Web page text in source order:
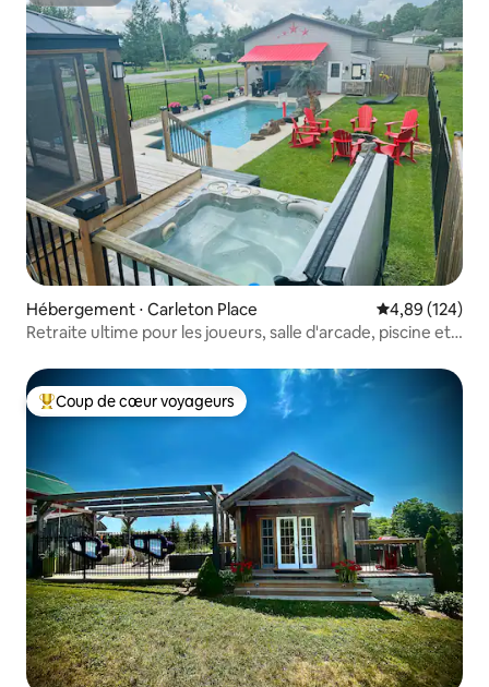
Hébergement ⋅ Carleton Place Évaluation
4,89 (124)
Retraite ultime pour les joueurs, salle d'arcade, piscine et
Coups de cœur voyageurs les plus appréciés
Coup de cœur voyageurs